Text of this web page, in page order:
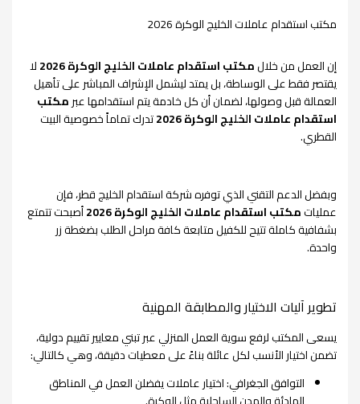
مكتب استقدام عاملات الخليج الوكرة 2026
إن العمل من خلالمكتب استقدام عاملات الخليج الوكرة 2026
لا
يقتصر فقط على الوساطة، بل يمتد ليشمل الإشراف المباشر على تأهيل
العمالة قبل وصولها، لضمان أن كل خادمة يتم استقدامها عبرمكتب
استقدام عاملات الخليج الوكرة 2026
تدرك تماماً خصوصية البيت
القطري.
وبفضل الدعم التقني الذي توفره شركة استقدام الخليج قطر، فإن
عملياتمكتب استقدام عاملات الخليج الوكرة 2026
أصبحت تتمتع
بشفافية كاملة تتيح للكفيل متابعة كافة مراحل الطلب بضغطة زر
واحدة.
تطوير آليات الاختيار والمطابقة المهنية
يسعى المكتب لرفع سوية العمل المنزلي عبر تبني معايير تقييم دولية،
تضمن اختيار الأنسب لكل عائلة بناءً على معطيات دقيقة، وهي كالتالي:
التوافق الجغرافي: اختيار عاملات يفضلن العمل في المناطق